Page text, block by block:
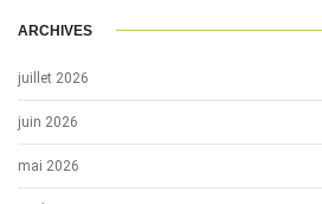
ARCHIVES
juillet 2026
juin 2026
mai 2026